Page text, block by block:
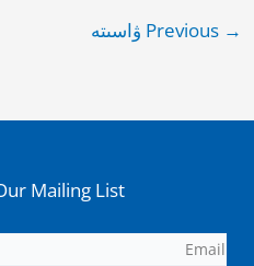
→ Previous ۋاسىتە
Mailing List